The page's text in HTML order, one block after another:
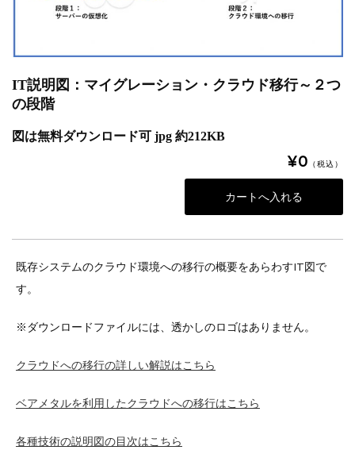
IT説明図：マイグレーション・クラウド移行～２つ
の段階
図は無料ダウンロード可 jpg 約212KB
¥0 （税込）
既存システムのクラウド環境への移行の概要をあらわすIT図で
す。
※ダウンロードファイルには、透かしのロゴはありません。
クラウドへの移行の詳しい解説はこちら
ベアメタルを利用したクラウドへの移行はこちら
各種技術の説明図の目次はこちら